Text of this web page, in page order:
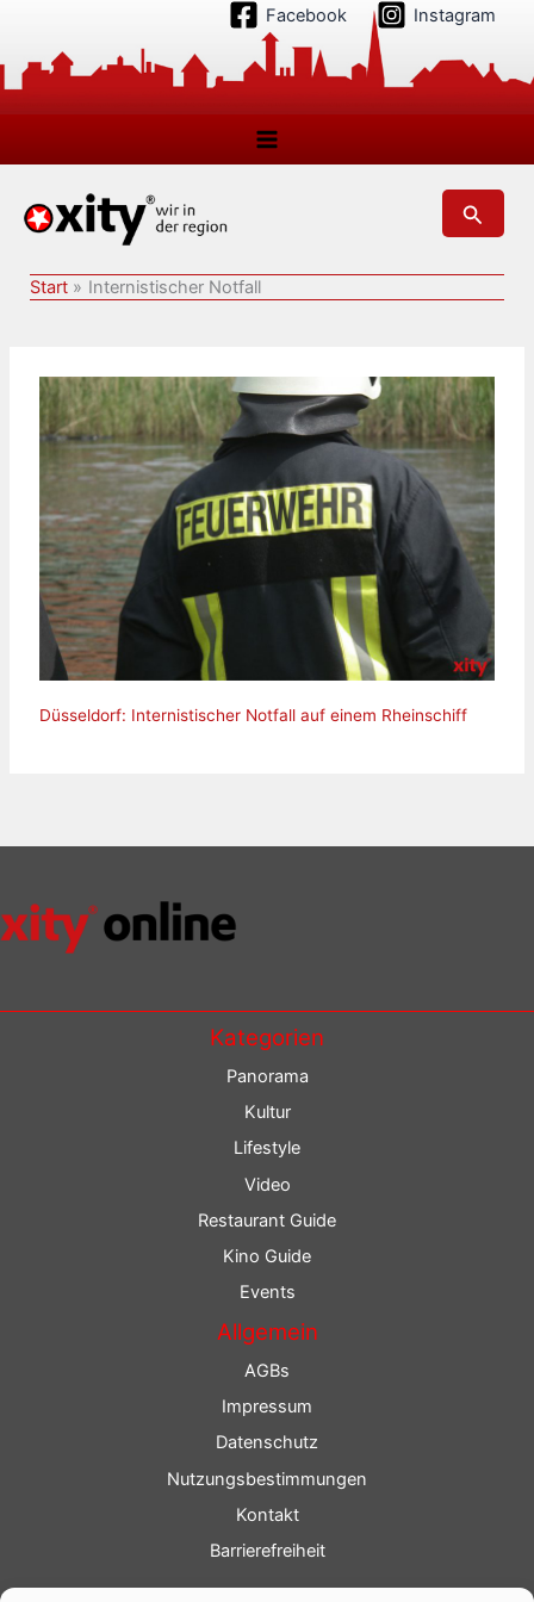
springen
Facebook Instagram
Suchen
Start Internistischer Notfall
Düsseldorf: Internistischer Notfall auf einem Rheinschiff
Kategorien
Panorama
Kultur
Lifestyle
Video
Restaurant Guide
Kino Guide
Events
Allgemein
AGBs
Impressum
Datenschutz
Nutzungsbestimmungen
Kontakt
Barrierefreiheit